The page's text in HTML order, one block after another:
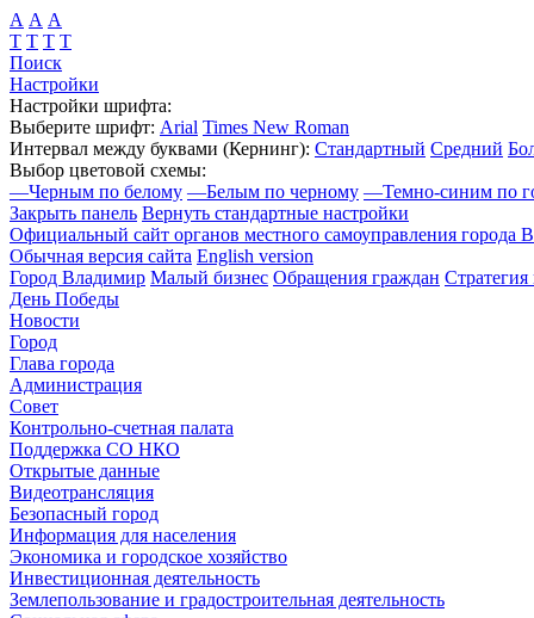
А А А
Т Т Т Т
Поиск
Настройки
Настройки шрифта:
Выберите шрифт: Arial Times New Roman
Интервал между буквами (Кернинг): Стандартный Средний
Выбор цветовой схемы:
—Черным по белому —Белым по черному —Темно-синим по
Закрыть панель Вернуть стандартные настройки
Официальный сайт органов местного самоуправления города
Обычная версия сайта English version
Город Владимир Малый бизнес Обращения граждан Стратегия
День Победы
Новости
Город
Глава города
Администрация
Совет
Контрольно-счетная палата
Поддержка СО НКО
Открытые данные
Видеотрансляция
Безопасный город
Информация для населения
Экономика и городское хозяйство
Инвестиционная деятельность
Землепользование и градостроительная деятельность